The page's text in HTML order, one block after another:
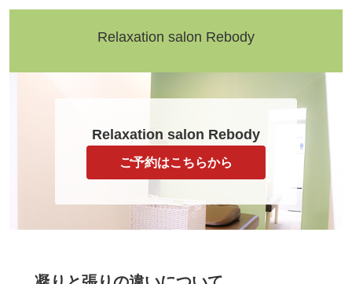
Relaxation salon Rebody
Relaxation salon Rebody
ご予約はこちらから